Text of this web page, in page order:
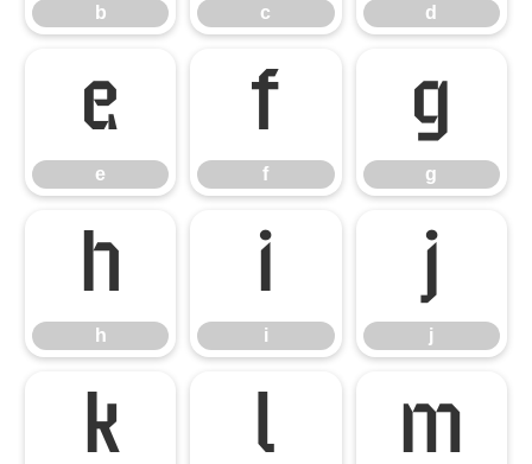
b c d
e
e
f
f
g
g
h
h
i
i
j
j
k l m